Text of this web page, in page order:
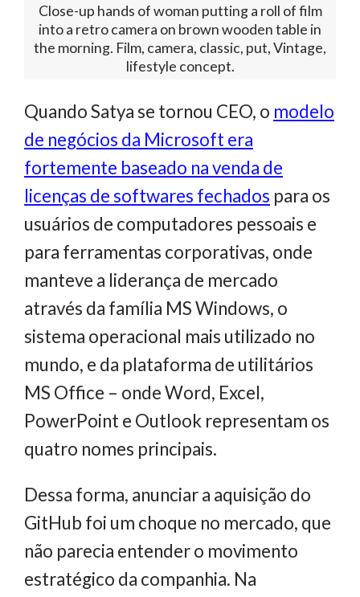
Close-up hands of woman putting a roll of film
into a retro camera on brown wooden table in
the morning. Film, camera, classic, put, Vintage,
lifestyle concept.
Quando Satya se tornou CEO, o modelo
de negócios da Microsoft era
fortemente baseado na venda de
licenças de softwares fechados para os
usuários de computadores pessoais e
para ferramentas corporativas, onde
manteve a liderança de mercado
através da família MS Windows, o
sistema operacional mais utilizado no
mundo, e da plataforma de utilitários
MS Office – onde Word, Excel,
PowerPoint e Outlook representam os
quatro nomes principais.
Dessa forma, anunciar a aquisição do
GitHub foi um choque no mercado, que
não parecia entender o movimento
estratégico da companhia. Na